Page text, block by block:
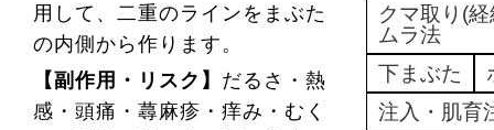
用して、二重のラインをまぶた
の内側から作ります。
【副作用・リスク】 だるさ・熱
感・頭痛・蕁麻疹・痒み・むく
クマ取り(
ムラ法
下まぶた
注入・肌育